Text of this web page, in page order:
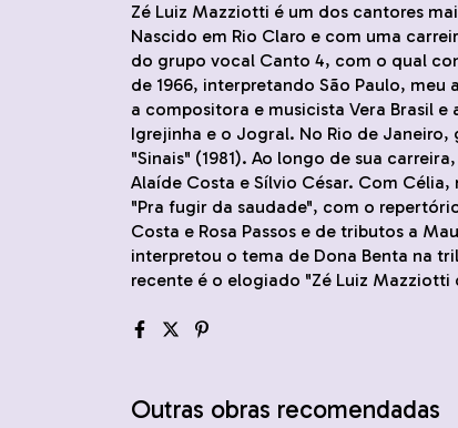
Zé Luiz Mazziotti é um dos cantores
Nascido em Rio Claro e com uma
do grupo vocal Canto 4, com o qual
de 1966, interpretando São Paulo,
a compositora e musicista Vera Brasil
Igrejinha e o Jogral. No Rio de Janeiro,
"Sinais" (1981). Ao longo de sua
Alaíde Costa e Sílvio César. Com
"Pra fugir da saudade", com o
Costa e Rosa Passos e de tributos a
interpretou o tema de Dona Benta na
recente é o elogiado "Zé Luiz Mazziotti
Outras obras recomendadas